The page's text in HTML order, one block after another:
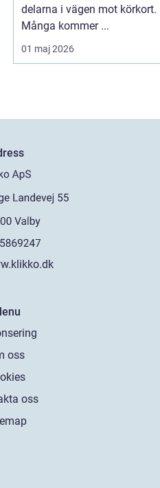
delarna i vägen mot körkort.
Många kommer ...
01 maj 2026
oss
oss